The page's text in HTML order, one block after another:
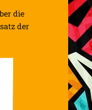
die
der